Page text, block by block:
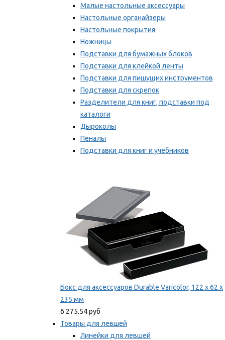
Малые настольные аксессуары
Настольные органайзеры
Настольные покрытия
Ножницы
Подставки для бумажных блоков
Подставки для клейкой ленты
Подставки для пишущих инструментов
Подставки для скрепок
Разделители для книг, подставки под
каталоги
Дыроколы
Пеналы
Подставки для книг и учебников
Бокс для аксессуаров Durable Varicolor, 122 x 62 x
235 мм
6 275.54 руб
Товары для левшей
Линейки для левшей